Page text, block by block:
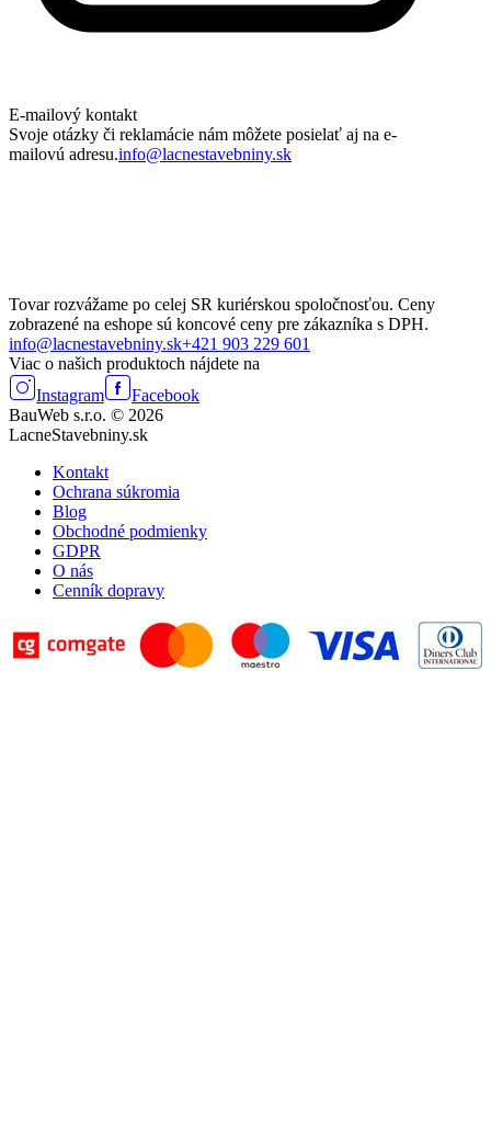
E-mailový kontakt
Svoje otázky či reklamácie nám môžete posielať aj na e-
mailovú adresu.info@lacnestavebniny.sk
Tovar rozvážame po celej SR kuriérskou spoločnosťou. Ceny
zobrazené na eshope sú koncové ceny pre zákazníka s DPH.
info@lacnestavebniny.sk+421 903 229 601
Viac o našich produktoch nájdete na
Instagram
Facebook
BauWeb s.r.o. © 2026
LacneStavebniny.sk
Kontakt
Ochrana súkromia
Blog
Obchodné podmienky
GDPR
O nás
Cenník dopravy